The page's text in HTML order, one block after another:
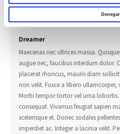
Denegar
iaculis faucibus. Aenean vel lacus
Dreamer
Maecenas nec ultrices massa.
augue nec, faucibus interdum dolor.
placerat rhoncus, mauris diam
non velit. Fusce a libero
Morbi tempor tortor vel urna lobortis.
consequat. Vivamus feugiat sapien
scelerisque et. Donec sodales
imperdiet ac. Integer a lacinia velit.